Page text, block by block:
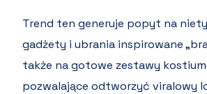
Trend ten generuje popyt na
gadżety i ubrania inspirowane
także na gotowe zestawy
pozwalające odtworzyć viralowy